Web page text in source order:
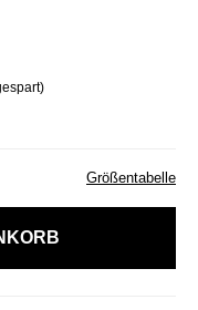
Größentabelle